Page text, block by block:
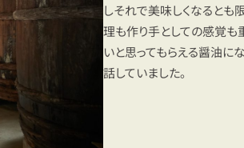
しそれで美味しくなるとも
理も作り手としての感覚も
いと思ってもらえる醤油に
話していました。